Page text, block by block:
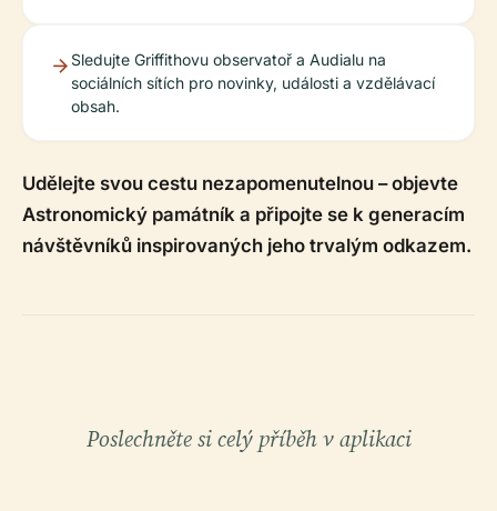
Sledujte Griffithovu observatoř a Audialu na
sociálních sítích pro novinky, události a vzdělávací
obsah.
Udělejte svou cestu nezapomenutelnou – objevte
Astronomický památník a připojte se k generacím
návštěvníků inspirovaných jeho trvalým odkazem.
Poslechněte si celý příběh v aplikaci